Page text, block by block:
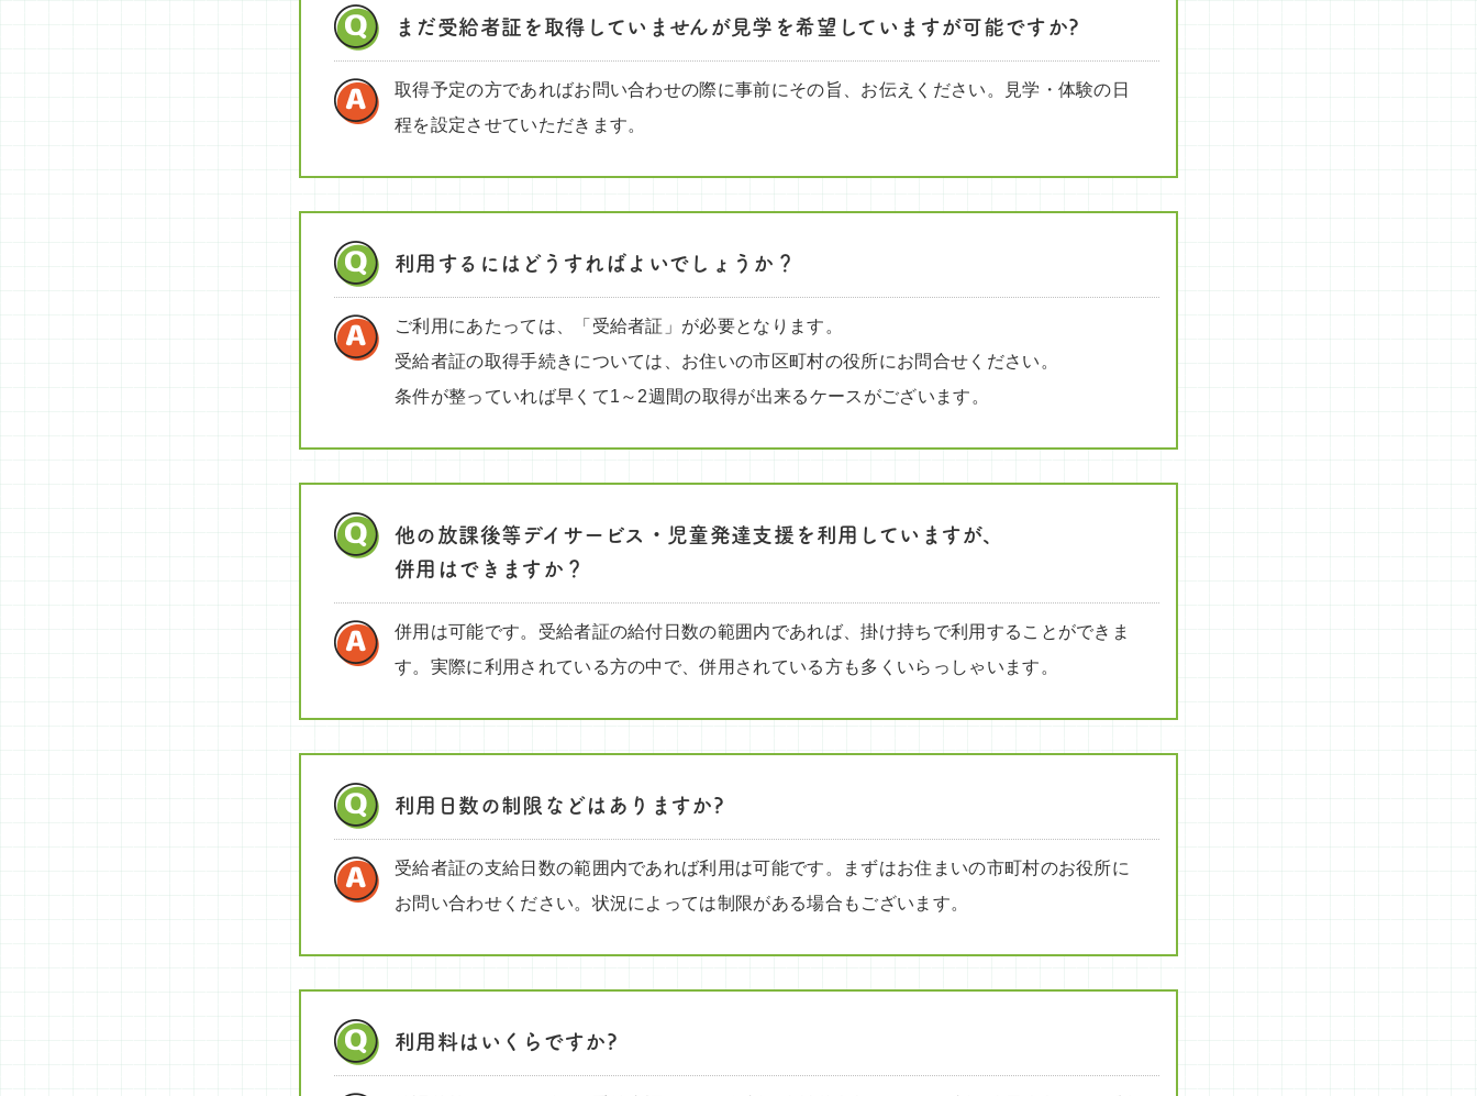
まだ受給者証を取得していませんが見学を希望していますが可能ですか?
取得予定の方であればお問い合わせの際に事前にその旨、お伝えください。見学・体験の日
程を設定させていただきます。
利用するにはどうすればよいでしょうか？
ご利用にあたっては、「受給者証」が必要となります。
受給者証の取得手続きについては、お住いの市区町村の役所にお問合せください。
条件が整っていれば早くて1～2週間の取得が出来るケースがございます。
他の放課後等デイサービス・児童発達支援を利用していますが、
併用はできますか？
併用は可能です。受給者証の給付日数の範囲内であれば、掛け持ちで利用することができま
す。実際に利用されている方の中で、併用されている方も多くいらっしゃいます。
利用日数の制限などはありますか?
受給者証の支給日数の範囲内であれば利用は可能です。まずはお住まいの市町村のお役所に
お問い合わせください。状況によっては制限がある場合もございます。
利用料はいくらですか?